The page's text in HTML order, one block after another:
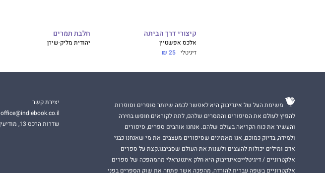
קיצורי דרך הביתה
אלכס אפשטיין
דיגיטלי 25 ₪
חלבת תמרים
יהודית מליק-שירן
משימת העל של אינדיבוק היא לאפשר לכמה שיותר סופרים וסופרות
להפיץ לעולם את הסיפורים והמסרים שלהם, לתת לקוראים חופש בחירה
והעשיר את כוח הקריאה בעולם שלהם. אנחנו אוהבים ספרים, סיפורים
ולמידה, בדיוק כמוכם, אנו מאמינים שסיפורים מעצבים את מי שאנחנו כבני
אדם ומילים יכולות להעצים ולשנות את העולם שסביבנו.קצת על ספרים
אלקטרוניים / דיגיטלייםאינדיבוק היא חלק אינטגראלי מהמהפכה של ספרים
אלקטרוניים בשפה עברית להורדה, מהפכה אשר פתחה את שוק הספרים בפני
יצירת קשר
office@indiebook.co.il
שדרות הרכס 13, מודיעין